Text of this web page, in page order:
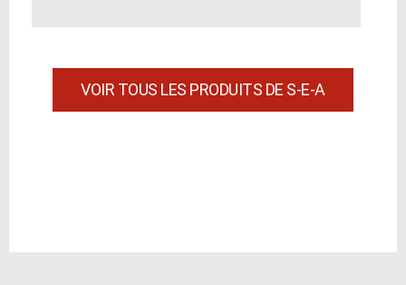
VOIR TOUS LES PRODUITS DE S-E-A